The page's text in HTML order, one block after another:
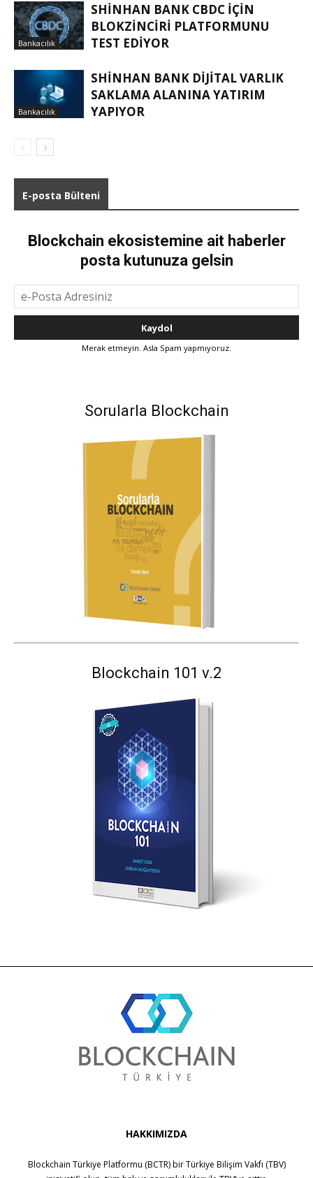
Bankacılık
SHINHAN BANK CBDC IÇIN
BLOKZINCIRI PLATFORMUNU
TEST EDIYOR
Bankacılık
SHINHAN BANK DIJITAL VARLIK
SAKLAMA ALANINA YATIRIM
YAPIYOR
E-posta Bülteni
Blockchain ekosistemine ait haberler
posta kutunuza gelsin
Merak etmeyin. Asla Spam yapmıyoruz.
Sorularla Blockchain
Blockchain 101 v.2
HAKKIMIZDA
Blockchain Türkiye Platformu (BCTR) birTürkiye Bilişim Vakfı (TBV)